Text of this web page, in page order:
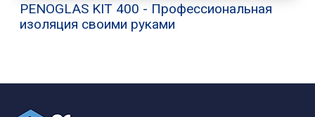
PENOGLAS KIT 400 - Профессиональная
изоляция своими руками